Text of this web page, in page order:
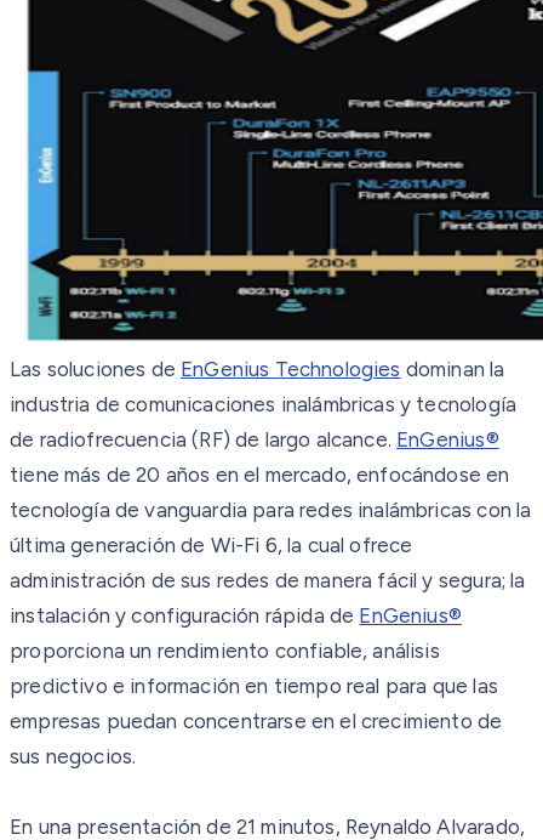
Las soluciones de EnGenius Technologies dominan la
industria de comunicaciones inalámbricas y tecnología
de radiofrecuencia (RF) de largo alcance. EnGenius®
tiene más de 20 años en el mercado, enfocándose en
tecnología de vanguardia para redes inalámbricas con la
última generación de Wi-Fi 6, la cual ofrece
administración de sus redes de manera fácil y segura; la
instalación y configuración rápida de EnGenius®
proporciona un rendimiento confiable, análisis
predictivo e información en tiempo real para que las
empresas puedan concentrarse en el crecimiento de
sus negocios.
En una presentación de 21 minutos, Reynaldo Alvarado,